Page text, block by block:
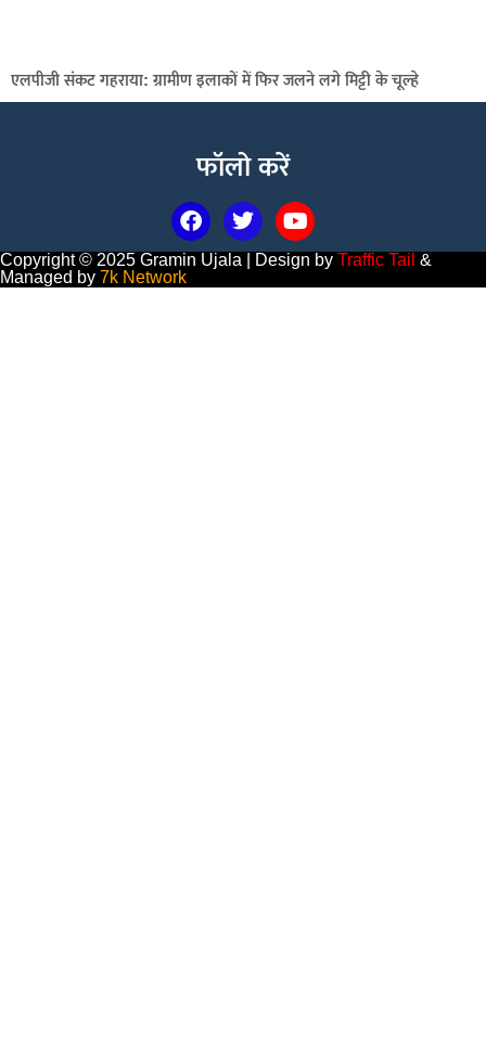
एलपीजी संकट गहराया: ग्रामीण इलाकों में फिर जलने लगे मिट्टी के चूल्हे
फॉलो करें
Copyright © 2025 Gramin Ujala | Design by Traffic Tail &
Managed by 7k Network